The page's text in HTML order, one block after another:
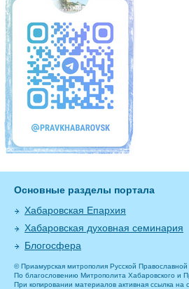
Основные разделы портала
Хабаровская Епархия
Хабаровская духовная семинария
Блогосфера
© Приамурская митрополия Русской
По благословению Митрополита Хабаровского и
При копировании материалов активная ссылка на